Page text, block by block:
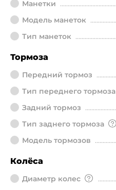
Манетки
Модель манеток
Тип манеток
Тормоза
Передний тормоз
Тип переднего тормоза
Задний тормоз
Тип заднего тормоза
Модель тормозов
Колёса
Диаметр колeс